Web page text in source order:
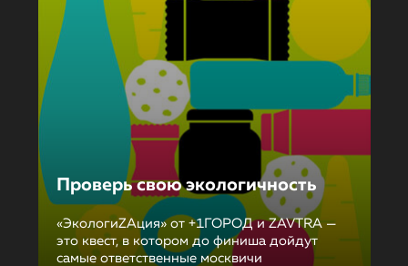
Проверь свою экологичность
«ЭкологиZAция» от +1ГОРОД и ZAVTRA —
это квест, в котором до финиша дойдут
самые ответственные москвичи